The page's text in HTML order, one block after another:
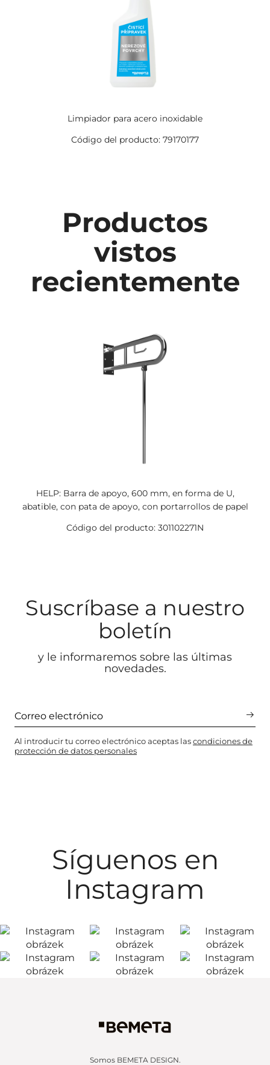
Limpiador para acero inoxidable
Código del producto: 79170177
Productos
vistos
recientemente
HELP: Barra de apoyo, 600 mm, en forma de U,
abatible, con pata de apoyo, con portarrollos de papel
Código del producto: 301102271N
Suscríbase a nuestro
boletín
y le informaremos sobre las últimas
novedades.
Al introducir tu correo electrónico aceptas lascondiciones de
protección de datos personales
Síguenos en
Instagram
Somos BEMETA DESIGN.